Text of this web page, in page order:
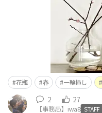
花瓶 春 一輪挿し
2 27
【事務局】iwa8 STAFF